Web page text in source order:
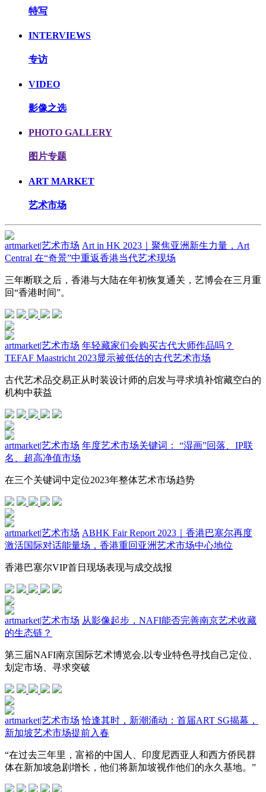
特写
INTERVIEWS
专访
VIDEO
影像之选
PHOTO GALLERY
图片专题
ART MARKET
艺术市场
artmarket|艺术市场 Art in HK 2023｜聚焦亚洲新生力量，Art
Central 在“奇景”中重返香港当代艺术现场
三年断联之后，香港与大陆在年初恢复通关，艺博会在三月重
回“香港时间”。
artmarket|艺术市场 年轻藏家们会购买古代大师作品吗？
TEFAF Maastricht 2023显示被低估的古代艺术市场
古代艺术品交易正从时装设计师的启发与寻求填补馆藏空白的
机构中获益
artmarket|艺术市场 年度艺术市场关键词： “湿画”回落、IP联
名、超高净值市场
在三个关键词中定位2023年整体艺术市场趋势
artmarket|艺术市场 ABHK Fair Report 2023｜香港巴塞尔再度
激活国际对话能量场，香港重回亚洲艺术市场中心地位
香港巴塞尔VIP首日现场表现与成交战报
artmarket|艺术市场 从影像起步，NAFI能否完善南京艺术收藏
的生态链？
第三届NAFI南京国际艺术博览会,以专业特色寻找自己定位、
划定市场、寻求突破
artmarket|艺术市场 恰逢其时，新潮涌动：首届ART SG揭幕，
新加坡艺术市场提前入春
“在过去三年里，富裕的中国人、印度尼西亚人和西方侨民群
体在新加坡急剧增长，他们将新加坡视作他们的永久基地。”